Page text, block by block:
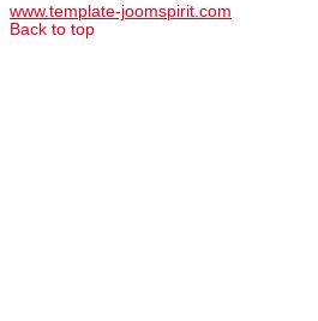
www.template-joomspirit.com
Back to top